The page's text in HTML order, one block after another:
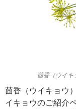
茴香（ウイキ
茴香（ウイキョウ
イキョウのご紹介